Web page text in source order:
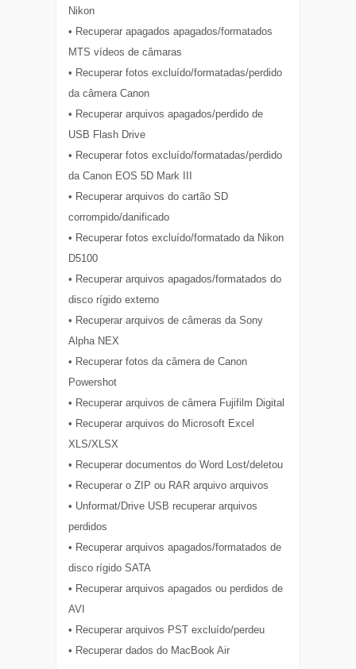
Nikon
• Recuperar apagados apagados/formatados
MTS vídeos de câmaras
• Recuperar fotos excluído/formatadas/perdido
da câmera Canon
• Recuperar arquivos apagados/perdido de
USB Flash Drive
• Recuperar fotos excluído/formatadas/perdido
da Canon EOS 5D Mark III
• Recuperar arquivos do cartão SD
corrompido/danificado
• Recuperar fotos excluído/formatado da Nikon
D5100
• Recuperar arquivos apagados/formatados do
disco rígido externo
• Recuperar arquivos de câmeras da Sony
Alpha NEX
• Recuperar fotos da câmera de Canon
Powershot
• Recuperar arquivos de câmera Fujifilm Digital
• Recuperar arquivos do Microsoft Excel
XLS/XLSX
• Recuperar documentos do Word Lost/deletou
• Recuperar o ZIP ou RAR arquivo arquivos
• Unformat/Drive USB recuperar arquivos
perdidos
• Recuperar arquivos apagados/formatados de
disco rígido SATA
• Recuperar arquivos apagados ou perdidos de
AVI
• Recuperar arquivos PST excluído/perdeu
• Recuperar dados do MacBook Air